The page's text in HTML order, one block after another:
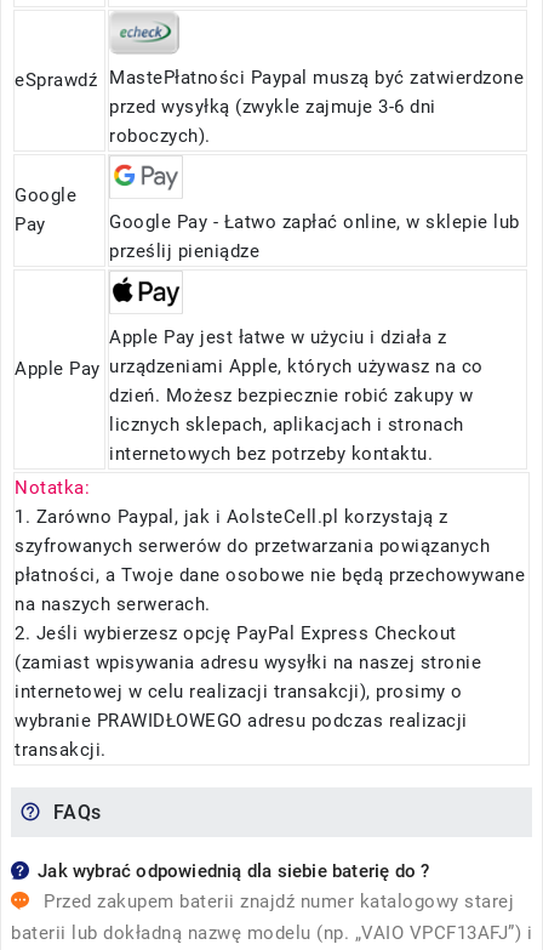
eSprawdź
MastePłatności Paypal muszą być zatwierdzone
przed wysyłką (zwykle zajmuje 3-6 dni
roboczych).
Google
Pay
Google Pay - Łatwo zapłać online, w sklepie lub
prześlij pieniądze
Apple Pay
Apple Pay jest łatwe w użyciu i działa z
urządzeniami Apple, których używasz na co
dzień. Możesz bezpiecznie robić zakupy w
licznych sklepach, aplikacjach i stronach
internetowych bez potrzeby kontaktu.
Notatka:
1. Zarówno Paypal, jak i AolsteCell.pl korzystają z
szyfrowanych serwerów do przetwarzania powiązanych
płatności, a Twoje dane osobowe nie będą przechowywane
na naszych serwerach.
2. Jeśli wybierzesz opcję PayPal Express Checkout
(zamiast wpisywania adresu wysyłki na naszej stronie
internetowej w celu realizacji transakcji), prosimy o
wybranie PRAWIDŁOWEGO adresu podczas realizacji
transakcji.
FAQs
Jak wybrać odpowiednią dla siebie baterię do ?
Przed zakupem baterii znajdź numer katalogowy starej
baterii lub dokładną nazwę modelu (np. „VAIO VPCF13AFJ”) i